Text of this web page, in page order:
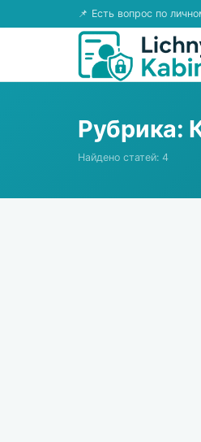
📌 Есть вопрос по
Рубрика:
Найдено статей: 4